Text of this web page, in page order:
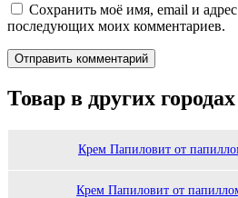
Сохранить моё имя, email и адрес
последующих моих комментариев.
Товар в других
Крем Папиловит от
Крем Папиловит от